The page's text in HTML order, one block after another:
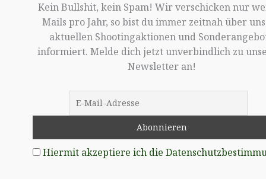
Kein Bullshit, kein Spam! Wir verschicken nur
Mails pro Jahr, so bist du immer zeitnah über
aktuellen Shootingaktionen und
informiert. Melde dich jetzt unverbindlich zu
Newsletter an!
Hiermit akzeptiere ich die